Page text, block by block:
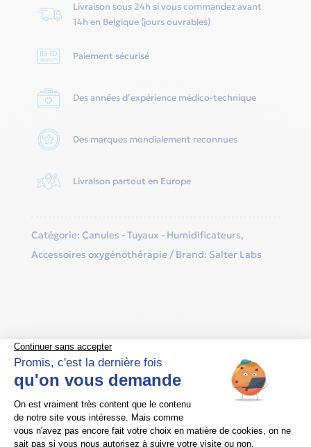
Labs
Livraison sous 24h si vous commandez avant
14h en Belgique (jours ouvrables)
Paiement sécurisé
Des années d’expérience médico-technique
Des marques mondialement reconnues
Livraison partout en Europe
Catégorie: Canules - Tuyaux - Humidificateurs,
Accessoires oxygénothérapie
Brand: Salter Labs
Produits similaires